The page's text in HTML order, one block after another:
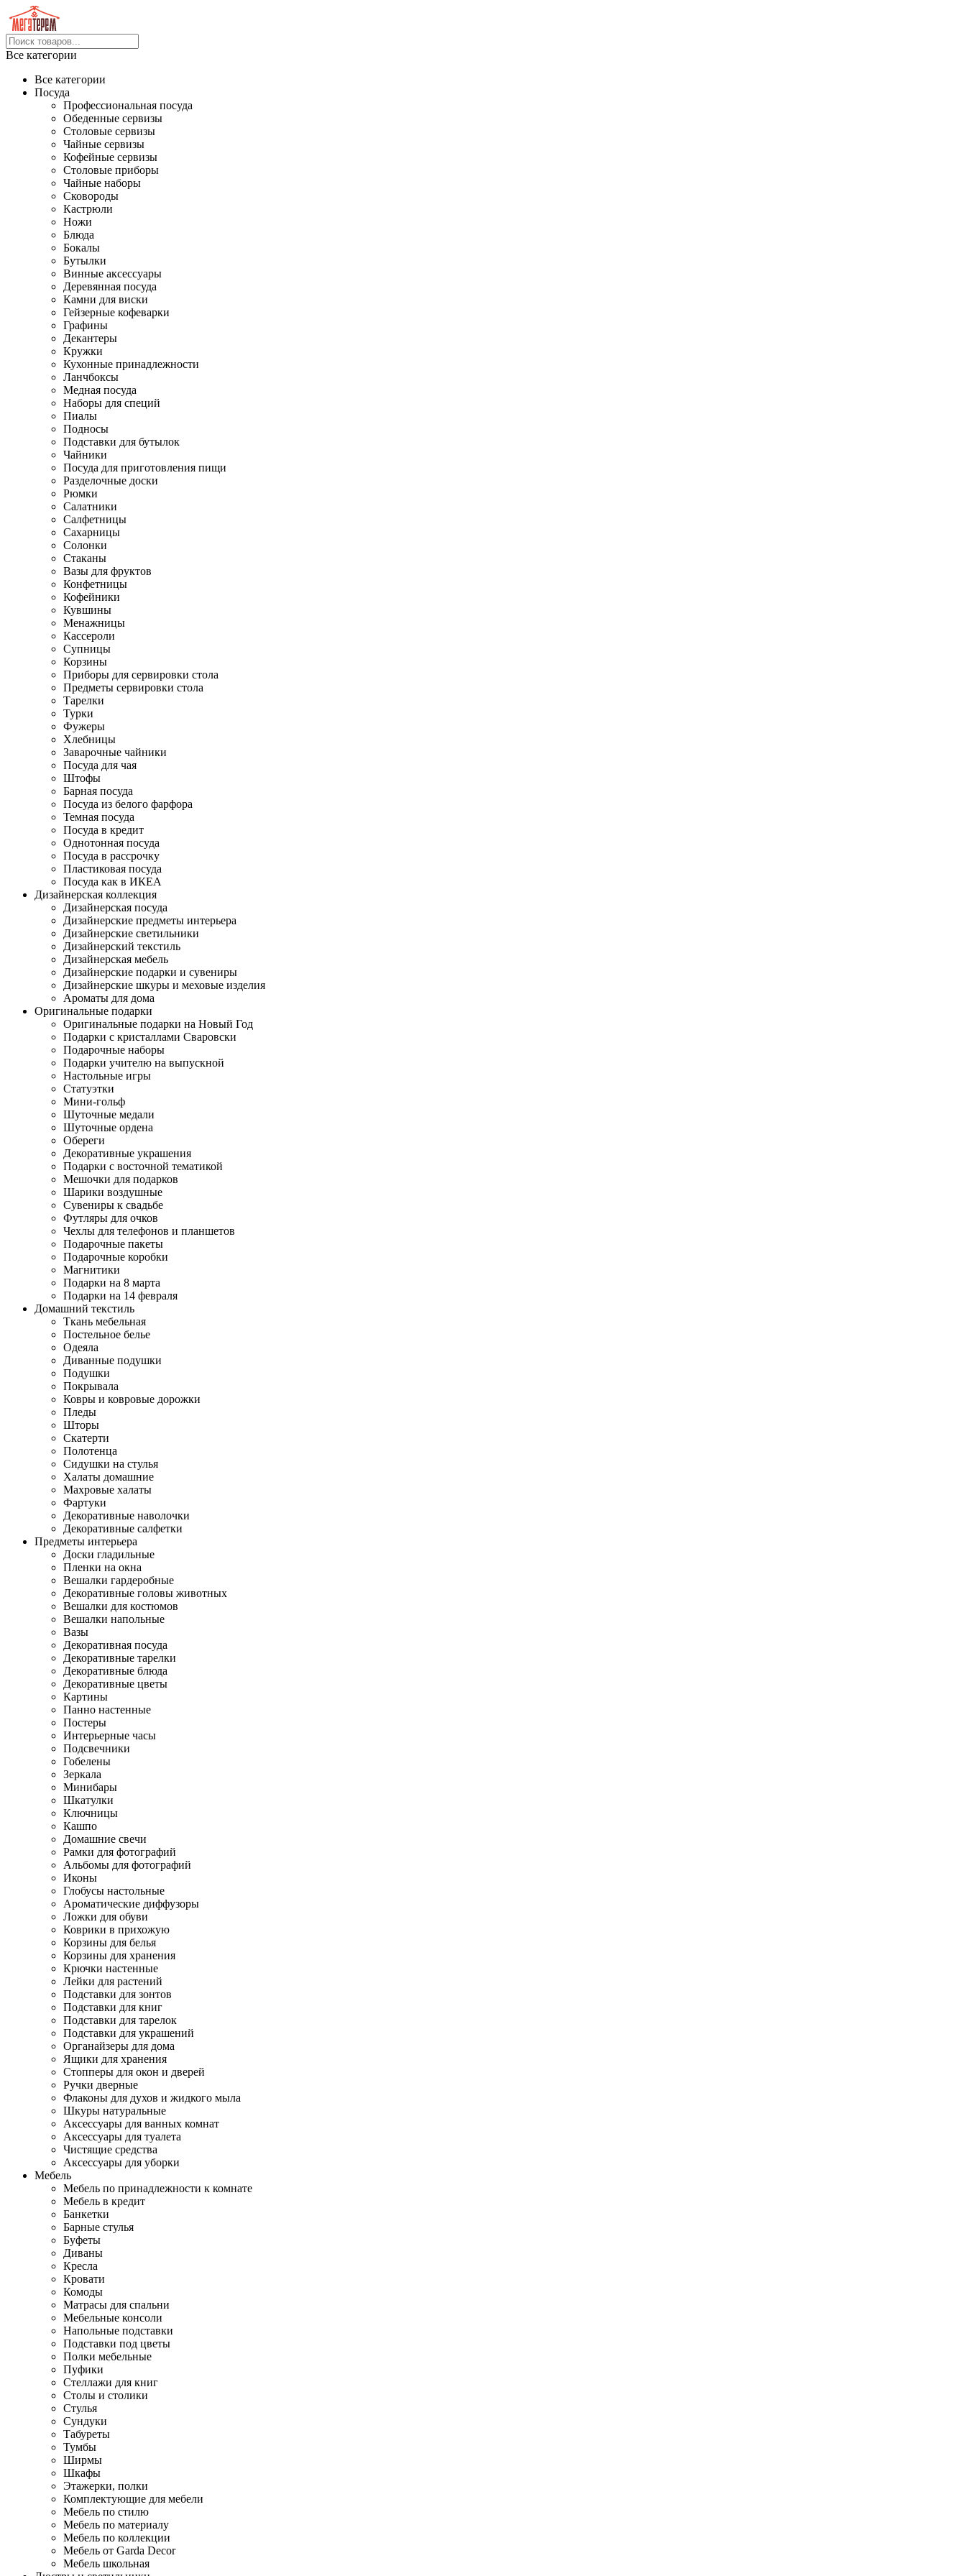
Все категории
Все категории
Посуда
Профессиональная посуда
Обеденные сервизы
Столовые сервизы
Чайные сервизы
Кофейные сервизы
Столовые приборы
Чайные наборы
Сковороды
Кастрюли
Ножи
Блюда
Бокалы
Бутылки
Винные аксессуары
Деревянная посуда
Камни для виски
Гейзерные кофеварки
Графины
Декантеры
Кружки
Кухонные принадлежности
Ланчбоксы
Медная посуда
Наборы для специй
Пиалы
Подносы
Подставки для бутылок
Чайники
Посуда для приготовления пищи
Разделочные доски
Рюмки
Салатники
Салфетницы
Сахарницы
Солонки
Стаканы
Вазы для фруктов
Конфетницы
Кофейники
Кувшины
Менажницы
Кассероли
Супницы
Корзины
Приборы для сервировки стола
Предметы сервировки стола
Тарелки
Турки
Фужеры
Хлебницы
Заварочные чайники
Посуда для чая
Штофы
Барная посуда
Посуда из белого фарфора
Темная посуда
Посуда в кредит
Однотонная посуда
Посуда в рассрочку
Пластиковая посуда
Посуда как в ИКЕА
Дизайнерская коллекция
Дизайнерская посуда
Дизайнерские предметы интерьера
Дизайнерские светильники
Дизайнерский текстиль
Дизайнерская мебель
Дизайнерские подарки и сувениры
Дизайнерские шкуры и меховые изделия
Ароматы для дома
Оригинальные подарки
Оригинальные подарки на Новый Год
Подарки с кристаллами Сваровски
Подарочные наборы
Подарки учителю на выпускной
Настольные игры
Статуэтки
Мини-гольф
Шуточные медали
Шуточные ордена
Обереги
Декоративные украшения
Подарки с восточной тематикой
Мешочки для подарков
Шарики воздушные
Сувениры к свадьбе
Футляры для очков
Чехлы для телефонов и планшетов
Подарочные пакеты
Подарочные коробки
Магнитики
Подарки на 8 марта
Подарки на 14 февраля
Домашний текстиль
Ткань мебельная
Постельное белье
Одеяла
Диванные подушки
Подушки
Покрывала
Ковры и ковровые дорожки
Пледы
Шторы
Скатерти
Полотенца
Сидушки на стулья
Халаты домашние
Махровые халаты
Фартуки
Декоративные наволочки
Декоративные салфетки
Предметы интерьера
Доски гладильные
Пленки на окна
Вешалки гардеробные
Декоративные головы животных
Вешалки для костюмов
Вешалки напольные
Вазы
Декоративная посуда
Декоративные тарелки
Декоративные блюда
Декоративные цветы
Картины
Панно настенные
Постеры
Интерьерные часы
Подсвечники
Гобелены
Зеркала
Минибары
Шкатулки
Ключницы
Кашпо
Домашние свечи
Рамки для фотографий
Альбомы для фотографий
Иконы
Глобусы настольные
Ароматические диффузоры
Ложки для обуви
Коврики в прихожую
Корзины для белья
Корзины для хранения
Крючки настенные
Лейки для растений
Подставки для зонтов
Подставки для книг
Подставки для тарелок
Подставки для украшений
Органайзеры для дома
Ящики для хранения
Стопперы для окон и дверей
Ручки дверные
Флаконы для духов и жидкого мыла
Шкуры натуральные
Аксессуары для ванных комнат
Аксессуары для туалета
Чистящие средства
Аксессуары для уборки
Мебель
Мебель по принадлежности к комнате
Мебель в кредит
Банкетки
Барные стулья
Буфеты
Диваны
Кресла
Кровати
Комоды
Матрасы для спальни
Мебельные консоли
Напольные подставки
Подставки под цветы
Полки мебельные
Пуфики
Стеллажи для книг
Столы и столики
Стулья
Сундуки
Табуреты
Тумбы
Ширмы
Шкафы
Этажерки, полки
Комплектующие для мебели
Мебель по стилю
Мебель по материалу
Мебель по коллекции
Мебель от Garda Decor
Мебель школьная